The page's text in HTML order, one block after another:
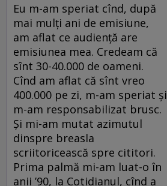
Eu m-am speriat cînd, după
mai mulți ani de emisiune,
am aflat ce audiență are
emisiunea mea. Credeam că
sînt 30-40.000 de oameni.
Cînd am aflat că sînt vreo
400.000 pe zi, m-am speriat și
m-am responsabilizat brusc.
Și mi-am mutat azimutul
dinspre breasla
scriitoricească spre cititori.
Prima palmă mi-am luat-o în
anii ’90, la Cotidianul, cînd a